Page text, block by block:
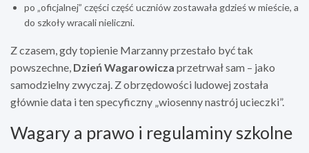
po „oficjalnej” części część uczniów zostawała gdzieś w mieście, a
do szkoły wracali nieliczni.
Z czasem, gdy topienie Marzanny przestało być tak
powszechne, Dzień Wagarowicza przetrwał sam – jako
samodzielny zwyczaj. Z obrzędowości ludowej została
głównie data i ten specyficzny „wiosenny nastrój ucieczki”.
Wagary a prawo i regulaminy szkolne